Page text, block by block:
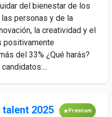
del bienestar de los
personas y de la
la creatividad y el
positivamente
del 33% ¿Qué harás?
2025 Premium